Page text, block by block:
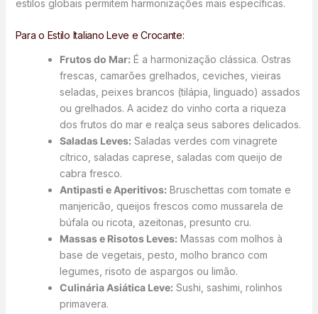
estilos globais permitem harmonizações mais específicas.
Para o Estilo Italiano Leve e Crocante:
Frutos do Mar:É a harmonização clássica. Ostras
frescas, camarões grelhados, ceviches, vieiras
seladas, peixes brancos (tilápia, linguado) assados
ou grelhados. A acidez do vinho corta a riqueza
dos frutos do mar e realça seus sabores delicados.
Saladas Leves:Saladas verdes com vinagrete
cítrico, saladas caprese, saladas com queijo de
cabra fresco.
Antipasti e Aperitivos:Bruschettas com tomate e
manjericão, queijos frescos como mussarela de
búfala ou ricota, azeitonas, presunto cru.
Massas e Risotos Leves:Massas com molhos à
base de vegetais, pesto, molho branco com
legumes, risoto de aspargos ou limão.
Culinária Asiática Leve:Sushi, sashimi, rolinhos
primavera.